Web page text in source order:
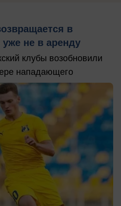
в
не в аренду
клубы возобновили
нападающего